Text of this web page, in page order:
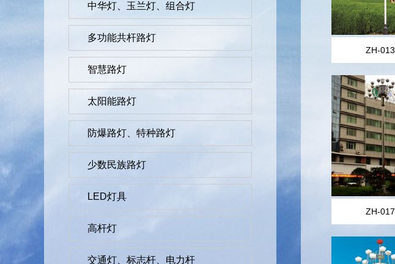
中华灯、玉兰灯、组合灯
多功能共杆路灯
智慧路灯
太阳能路灯
防爆路灯、特种路灯
少数民族路灯
LED灯具
高杆灯
交通灯、标志杆、电力杆
ZH-013
ZH-017